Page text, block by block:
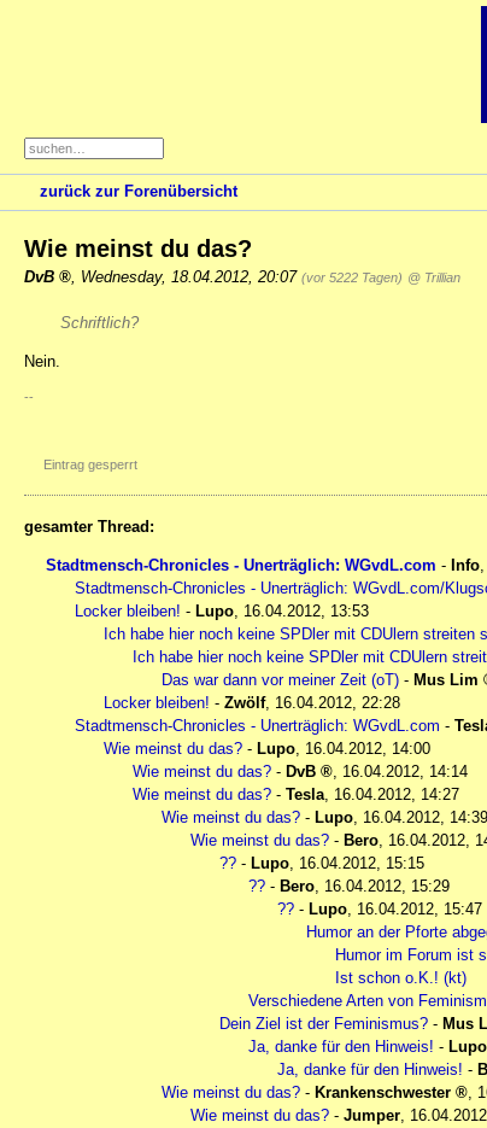
zurück zur Forenübersicht
Wie meinst du das?
DvB Wednesday, 18.04.2012, 20:07 (vor 5222 Tagen) @ Trillian
Schriftlich?
Nein.
--
Eintrag gesperrt
gesamter Thread:
Stadtmensch-Chronicles - Unerträglich: WGvdL.com - Info,
Stadtmensch-Chronicles - Unerträglich: WGvdL.com/
Locker bleiben! - Lupo, 16.04.2012, 13:53
Ich habe hier noch keine SPDler mit CDUlern streiten
Ich habe hier noch keine SPDler mit CDUlern
Das war dann vor meiner Zeit (oT) - Mus Lim
Locker bleiben! - Zwölf, 16.04.2012, 22:28
Stadtmensch-Chronicles - Unerträglich: WGvdL.com -
Wie meinst du das? - Lupo, 16.04.2012, 14:00
Wie meinst du das? - DvB , 16.04.2012, 14:14
Wie meinst du das? - Tesla, 16.04.2012, 14:27
Wie meinst du das? - Lupo, 16.04.2012, 14:39
Wie meinst du das? - Bero, 16.04.2012,
?? - Lupo, 16.04.2012, 15:15
?? - Bero, 16.04.2012, 15:29
?? - Lupo, 16.04.2012, 15:47
Humor an der Pforte
Humor im Forum ist
Ist schon o.K.! (kt)
Verschiedene Arten von
Dein Ziel ist der Feminismus? - Mus
Ja, danke für den Hinweis! - Lupo
Ja, danke für den Hinweis! -
Wie meinst du das? - Krankenschwester ,
Wie meinst du das? - Jumper,